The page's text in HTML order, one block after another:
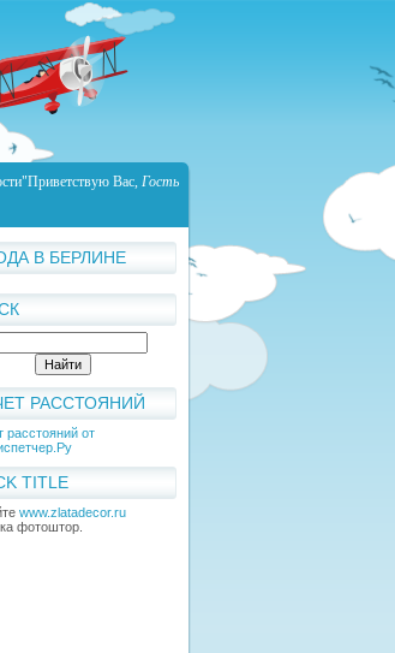
Приветствую Вас, Гость
В БЕРЛИНЕ
РАССТОЯНИЙ
расстояний от
TITLE
www.zlatadecor.ru
фотоштор.